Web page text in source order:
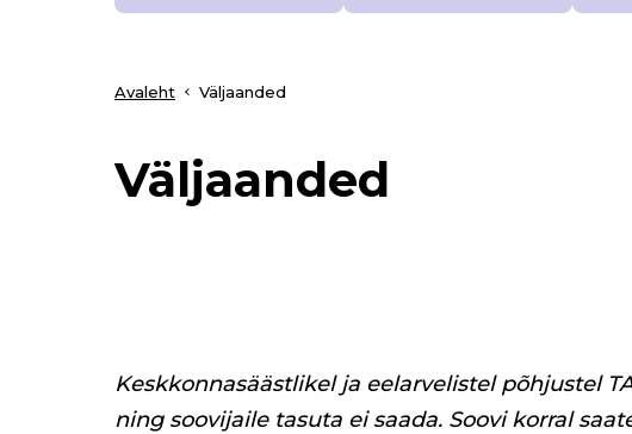
Avaleht Väljaanded
Väljaanded
Keskkonnasäästlikel ja eelarvelistel põhjustel
ning soovijaile tasuta ei saada. Soovi korral